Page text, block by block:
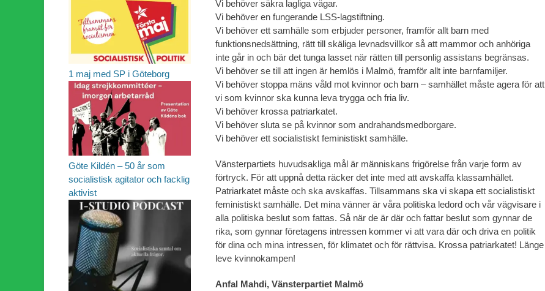
Vi behöver säkra lagliga vägar.
Vi behöver en fungerande LSS-lagstiftning.
Vi behöver ett samhälle som erbjuder personer, framför allt barn med
funktionsnedsättning, rätt till skäliga levnadsvillkor så att mammor och anhöriga
inte går in och bär det tunga lasset när rätten till personlig assistans begränsas.
Vi behöver se till att ingen är hemlös i Malmö, framför allt inte barnfamiljer.
Vi behöver stoppa mäns våld mot kvinnor och barn – samhället måste agera för att
vi som kvinnor ska kunna leva trygga och fria liv.
Vi behöver krossa patriarkatet.
Vi behöver sluta se på kvinnor som andrahandsmedborgare.
Vi behöver ett socialistiskt feministiskt samhälle.
Vänsterpartiets huvudsakliga mål är människans frigörelse från varje form av
förtryck. För att uppnå detta räcker det inte med att avskaffa klassamhället.
Patriarkatet måste och ska avskaffas. Tillsammans ska vi skapa ett socialistiskt
feministiskt samhälle. Det mina vänner är våra politiska ledord och vår vägvisare i
alla politiska beslut som fattas. Så när de är där och fattar beslut som gynnar de
rika, som gynnar företagens intressen kommer vi att vara där och driva en politik
för dina och mina intressen, för klimatet och för rättvisa. Krossa patriarkatet! Länge
leve kvinnokampen!
Anfal Mahdi, Vänsterpartiet Malmö
1 maj med SP i Göteborg
Göte Kildén – 50 år som
socialistisk agitator och facklig
aktivist